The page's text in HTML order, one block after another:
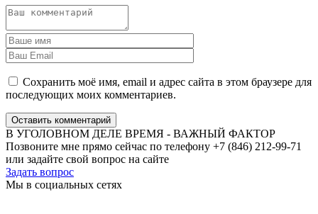
Сохранить моё имя, email и адрес сайта в этом браузере для
последующих моих комментариев.
Оставить комментарий
В УГОЛОВНОМ ДЕЛЕ ВРЕМЯ - ВАЖНЫЙ ФАКТОР
Позвоните мне прямо сейчас по телефону +7 (846) 212-99-71
или задайте свой вопрос на сайте
Задать вопрос
Мы в социальных сетях